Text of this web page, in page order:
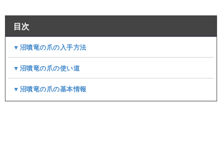
目次
▼沼噴竜の爪の入手方法
▼沼噴竜の爪の使い道
▼沼噴竜の爪の基本情報